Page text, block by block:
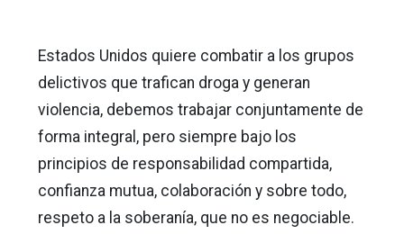
Estados Unidos quiere combatir a los grupos
delictivos que trafican droga y generan
violencia, debemos trabajar conjuntamente de
forma integral, pero siempre bajo los
principios de responsabilidad compartida,
confianza mutua, colaboración y sobre todo,
respeto a la soberanía, que no es negociable.